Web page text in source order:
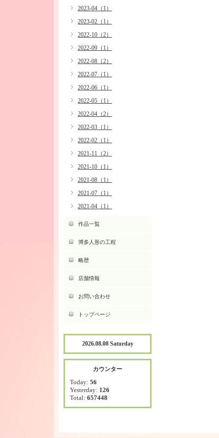
2023-04（1）
2023-02（1）
2022-10（2）
2022-09（1）
2022-08（2）
2022-07（1）
2022-06（1）
2022-05（1）
2022-04（2）
2022-03（1）
2022-02（1）
2021-11（2）
2021-10（1）
2021-08（1）
2021-07（1）
2021-04（1）
作品一覧
博多人形の工程
略歴
店舗情報
お問い合わせ
トップページ
2026.08.08 Saturday
カウンター
Today: 56
Yesterday: 126
Total: 657448